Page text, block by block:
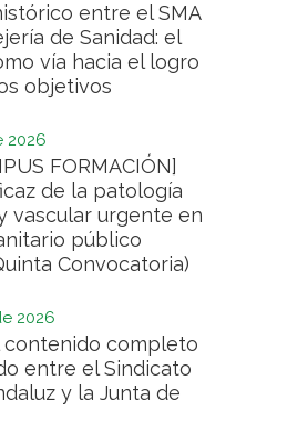
entre el SMA
de Sanidad: el
vía hacia el logro
objetivos
2026
FORMACIÓN]
de la patología
vascular urgente en
público
Convocatoria)
2026
contenido completo
entre el Sindicato
y la Junta de